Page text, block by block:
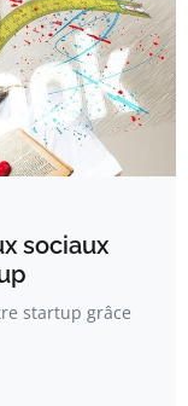
sociaux
startup grâce